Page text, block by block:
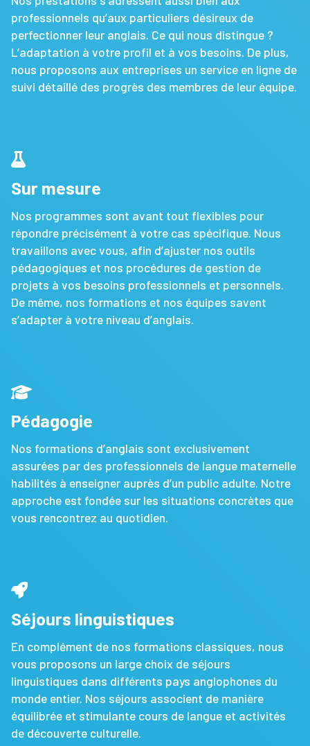
professionnels qu’aux particuliers désireux de
perfectionner leur anglais. Ce qui nous distingue ?
L’adaptation à votre profil et à vos besoins. De plus,
nous proposons aux entreprises un service en ligne de
suivi détaillé des progrès des membres de leur équipe.
Sur mesure
Nos programmes sont avant tout flexibles pour
répondre précisément à votre cas spécifique. Nous
travaillons avec vous, afin d’ajuster nos outils
pédagogiques et nos procédures de gestion de
projets à vos besoins professionnels et personnels.
De même, nos formations et nos équipes savent
s’adapter à votre niveau d’anglais.
Pédagogie
Nos formations d’anglais sont exclusivement
assurées par des professionnels de langue maternelle
habilités à enseigner auprès d’un public adulte. Notre
approche est fondée sur les situations concrètes que
vous rencontrez au quotidien.
Séjours linguistiques
En complément de nos formations classiques, nous
vous proposons un large choix de séjours
linguistiques dans différents pays anglophones du
monde entier. Nos séjours associent de manière
équilibrée et stimulante cours de langue et activités
de découverte culturelle.